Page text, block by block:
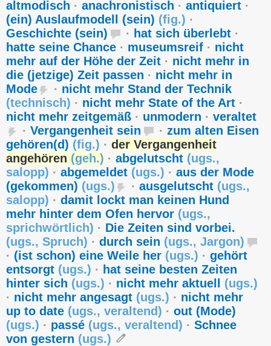
altmodisch · anachronistisch · antiquiert ·
(ein) Auslaufmodell (sein) (fig.) ·
Geschichte (sein)
· hat sich überlebt ·
hatte seine Chance · museumsreif · nicht
mehr auf der Höhe der Zeit · nicht mehr in
die (jetzige) Zeit passen · nicht mehr in
Mode
· nicht mehr Stand der Technik
(technisch) · nicht mehr State of the Art ·
nicht mehr zeitgemäß · unmodern · veraltet
· Vergangenheit sein · zum alten Eisen
gehören(d) (fig.) · der Vergangenheit
angehören (geh.) · abgelutscht (ugs.,
salopp) · abgemeldet (ugs.) · aus der Mode
(gekommen) (ugs.) · ausgelutscht (ugs.,
salopp) · damit lockt man keinen Hund
mehr hinter dem Ofen hervor (ugs.,
sprichwörtlich) · Die Zeiten sind vorbei.
(ugs., Spruch) · durch sein (ugs., Jargon)
· (ist schon) eine Weile her (ugs.) · gehört
entsorgt (ugs.) · hat seine besten Zeiten
hinter sich (ugs.) · nicht mehr aktuell (ugs.)
· nicht mehr angesagt (ugs.) · nicht mehr
up to date (ugs., veraltend) · out (Mode)
(ugs.) · passé (ugs., veraltend) · Schnee
von gestern (ugs.)